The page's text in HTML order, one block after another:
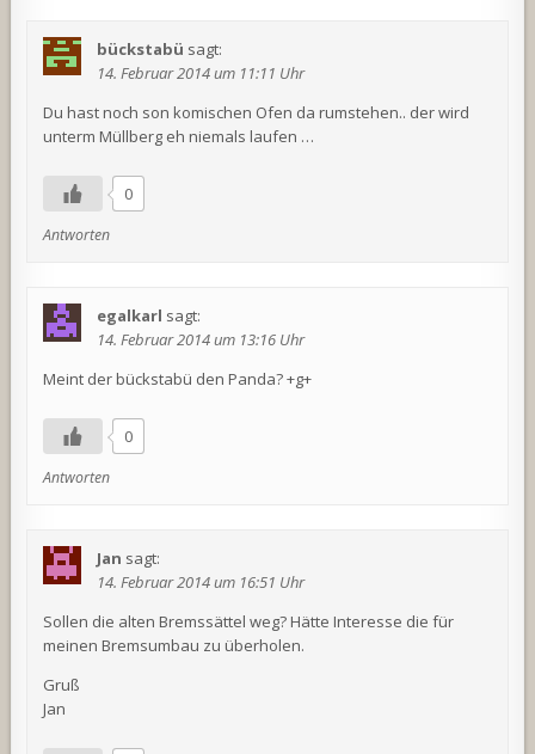
bückstabü sagt:
14. Februar 2014 um 11:11 Uhr
Du hast noch son komischen Ofen da rumstehen.. der wird
unterm Müllberg eh niemals laufen …
0
Antworten
egalkarl sagt:
14. Februar 2014 um 13:16 Uhr
Meint der bückstabü den Panda? +g+
0
Antworten
Jan sagt:
14. Februar 2014 um 16:51 Uhr
Sollen die alten Bremssättel weg? Hätte Interesse die für
meinen Bremsumbau zu überholen.
Gruß
Jan